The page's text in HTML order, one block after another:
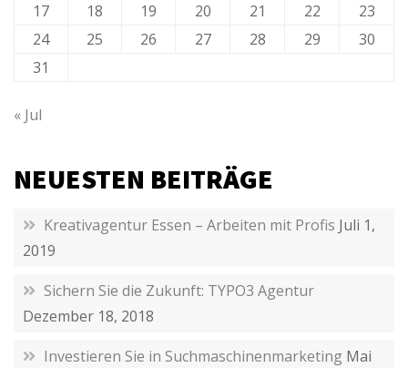
17
18 19 20 21 22
23
24
25 26 27 28 29
30
31
« Jul
NEUESTEN BEITRÄGE
Kreativagentur Essen – Arbeiten mit Profis Juli 1,
2019
Sichern Sie die Zukunft: TYPO3 Agentur
Dezember 18, 2018
Investieren Sie in Suchmaschinenmarketing Mai